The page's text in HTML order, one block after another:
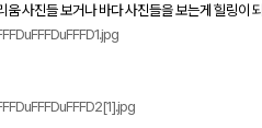
움 사진들 보거나 바다 사진들을 보는게 힐링이